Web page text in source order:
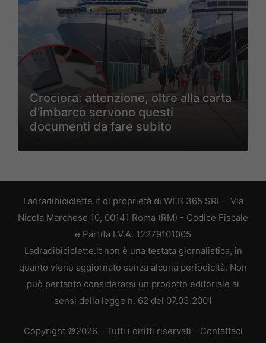
Crociera: attenzione, oltre alla carta
d’imbarco servono questi
documenti da fare subito
Ladradibiciclette.it di proprietà di WEB 365 SRL - Via
Nicola Marchese 10, 00141 Roma (RM) - Codice Fiscale
e Partita I.V.A. 12279101005
Ladradibiciclette.it non è una testata giornalistica, in
quanto viene aggiornato senza alcuna periodicità. Non
può pertanto considerarsi un prodotto editoriale ai
sensi della legge n. 62 del 07.03.2001
Copyright ©2026 - Tutti i diritti riservati - Contattaci